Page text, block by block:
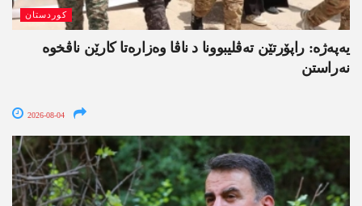
کوردستان
یەپەژە: راپۆرتێن تەڤلیبوونا د ناڤا وەزارەتا کارێن ناڤخوە
نەراستن
2026-08-04